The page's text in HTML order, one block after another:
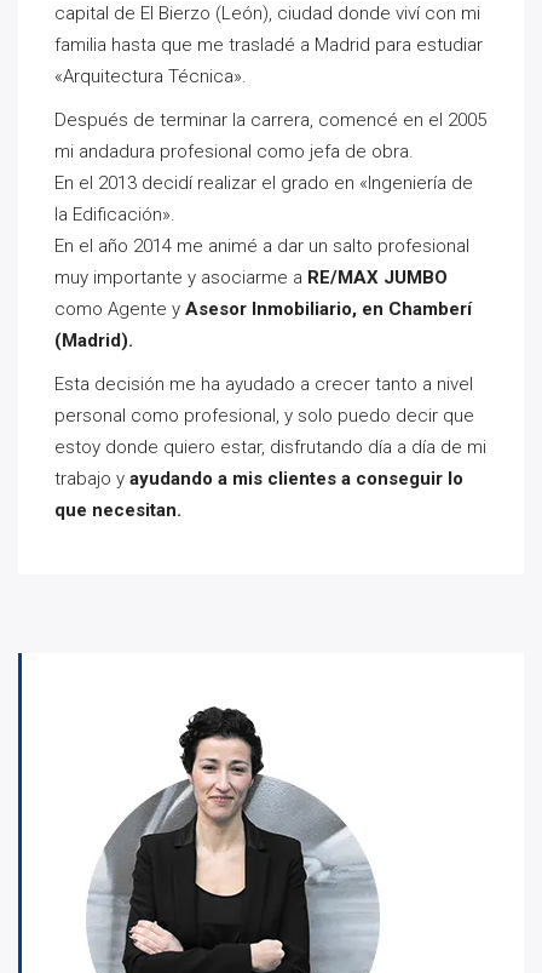
capital de El Bierzo (León), ciudad donde viví con mi
familia hasta que me trasladé a Madrid para estudiar
«Arquitectura Técnica».
Después de terminar la carrera, comencé en el 2005
mi andadura profesional como jefa de obra.
En el 2013 decidí realizar el grado en «Ingeniería de
la Edificación».
En el año 2014 me animé a dar un salto profesional
muy importante y asociarme a RE/MAX JUMBO
como Agente y Asesor Inmobiliario, en Chamberí
(Madrid).
Esta decisión me ha ayudado a crecer tanto a nivel
personal como profesional, y solo puedo decir que
estoy donde quiero estar, disfrutando día a día de mi
trabajo y ayudando a mis clientes a conseguir lo
que necesitan.